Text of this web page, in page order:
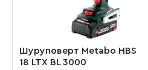
Шуруповерт Metabo HBS
18 LTX BL 3000